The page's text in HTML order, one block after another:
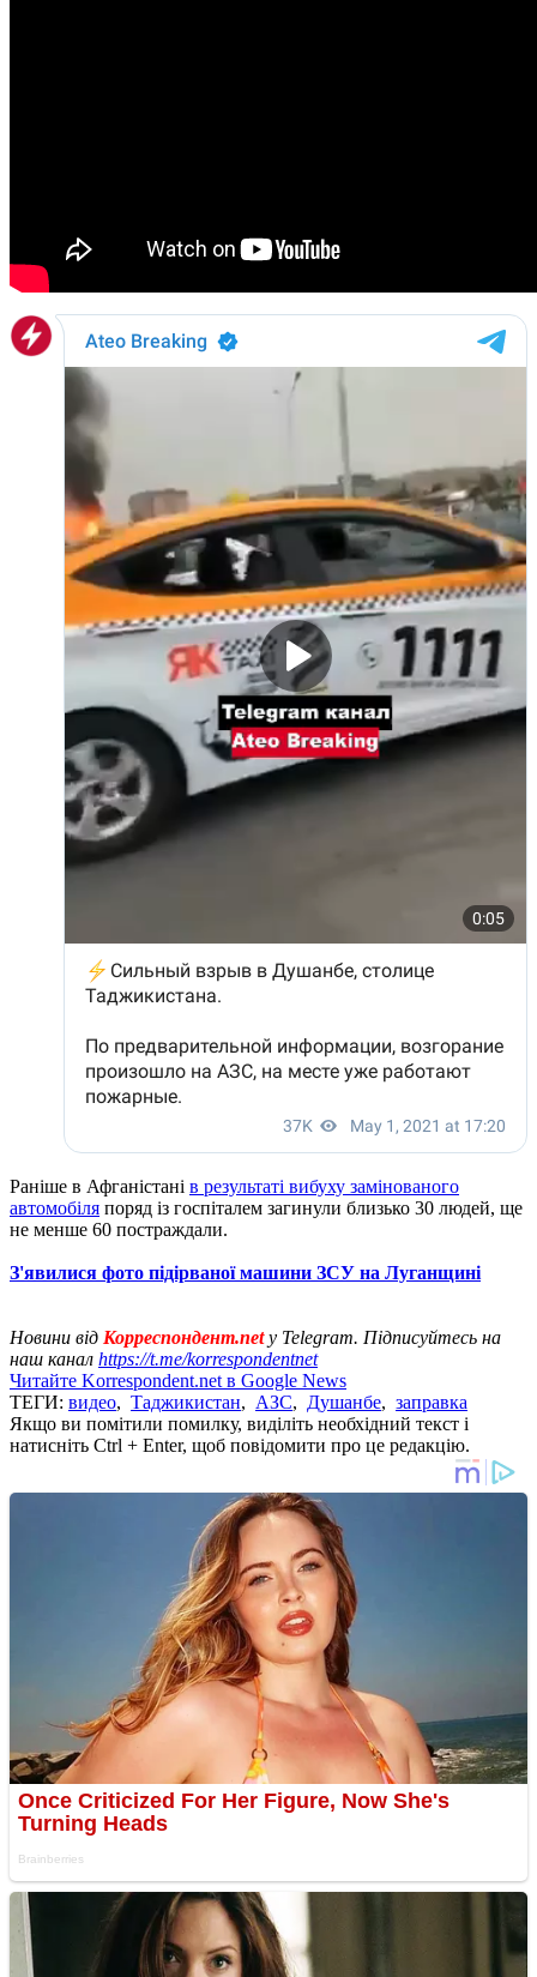
Раніше в Афганістані в результаті вибуху замінованого
автомобіля поряд із госпіталем загинули близько 30 людей, ще
не менше 60 постраждали.
З'явилися фото підірваної машини ЗСУ на Луганщині
Новини від Корреспондент.netу Telegram. Підписуйтесь на
наш канал https://t.me/korrespondentnet
Читайте Korrespondent.net в Google News
ТЕГИ: видео, Таджикистан, АЗС, Душанбе, заправка
Якщо ви помітили помилку, виділіть необхідний текст і
натисніть Ctrl + Enter, щоб повідомити про це редакцію.